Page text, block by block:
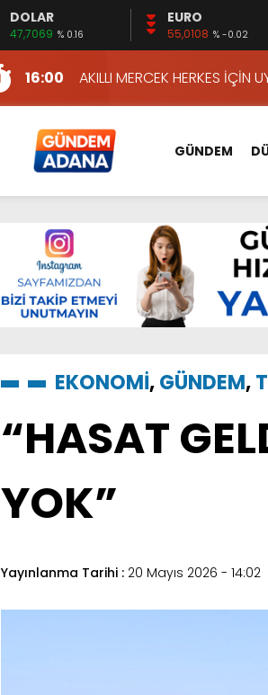
DOLAR
47,7069 % 0.16
EURO
55,0108 % -0.02
13:48
HAFTA SONUNA ÖZEL
2:08
ÖZCAN ZENGER, TAHLİYE
16:00
AKILLI MERCEK HERKES İÇİN
10:06
ADANA’DAKİ CİNAYETLER
13:54
NACAR: ESNAFIN SAĞLIK
13:19
NACAR, DAHA İYİ SAĞLIK
7:26
SULAMA KANALLARINDAKİ
HERKES İÇİN ERİŞİLEBİLİR
14:22
EMEKLİLER EN DÜŞÜK
13:10
İKİNCİ 500’DE ADANA’DAN 15
13:48
HAFTA SONUNA ÖZEL
GÜNDEM
EKONOMİ,GÜNDEM,
“HASAT
YOK”
Yayınlanma Tarihi : 20 Mayıs 2026 - 14:02